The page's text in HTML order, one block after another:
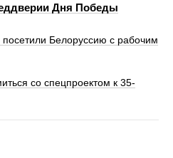
Дня Победы
Белоруссию с рабочим
со спецпроектом к 35-